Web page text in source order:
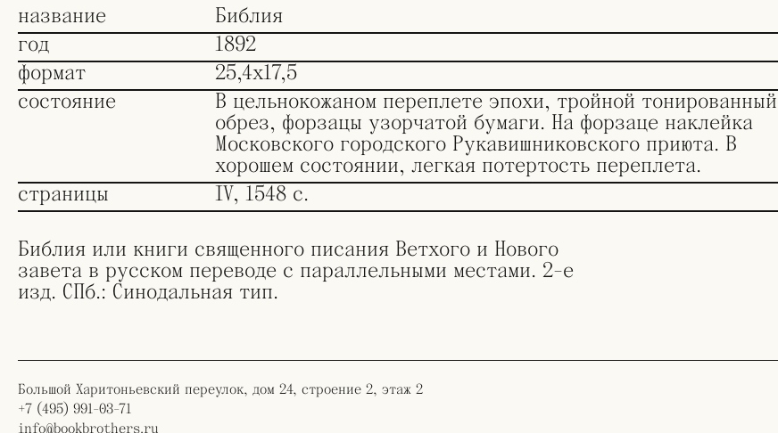
название
Библия
год
1892
формат
25,4х17,5
состояние
В цельнокожаном переплете эпохи, тройной тонированный
обрез, форзацы узорчатой бумаги. На форзаце наклейка
Московского городского Рукавишниковского приюта. В
хорошем состоянии, легкая потертость переплета.
страницы
IV, 1548 с.
Библия или книги священного писания Ветхого и Нового
завета в русском переводе с параллельными местами. 2-е
изд. СПб.: Синодальная тип.
Большой Харитоньевский переулок, дом 24, строение 2, этаж 2
+7 (495) 991-03-71
info@bookbrothers.ru